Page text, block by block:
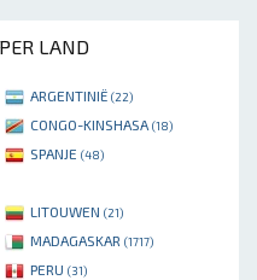
LAND
ARGENTINIË (22)
CONGO-KINSHASA (18)
SPANJE (48)
LITOUWEN (21)
MADAGASKAR (1717)
PERU (31)